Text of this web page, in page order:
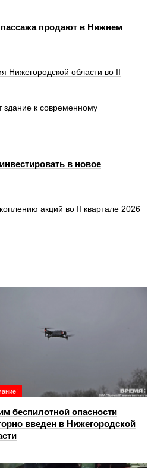
продают в Нижнем
Нижегородской области во II
здание к современному
в новое
акций во II квартале 2026
беспилотной опасности
введен в Нижегородской